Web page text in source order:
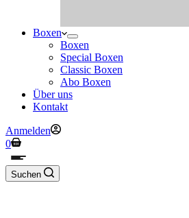
Boxen
Boxen
Special Boxen
Classic Boxen
Abo Boxen
Über uns
Kontakt
Anmelden
Warenkorb
0
Suchen